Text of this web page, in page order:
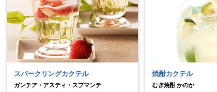
スパークリングカクテル
ガンチア・アスティ・スプマンテ
焼酎カクテル
むぎ焼酎 かのか